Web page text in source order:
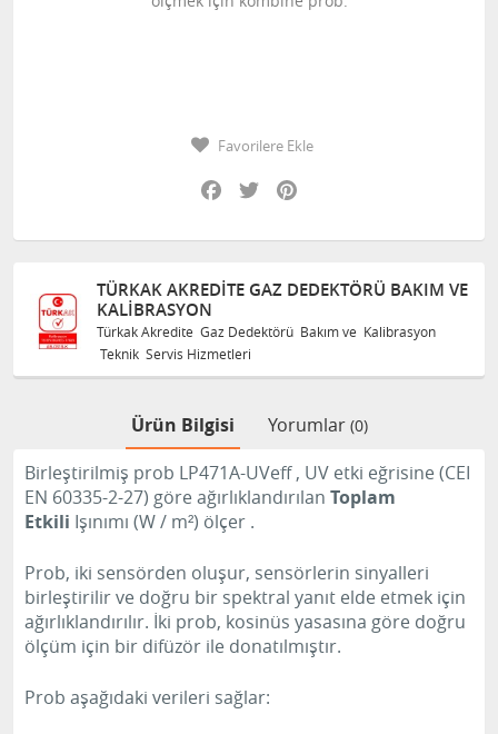
Favorilere Ekle
Facebook
Twitter
TÜRKAK AKREDITE GAZ DEDEKTÖRÜ BAKIM VE
KALIBRASYON
Türkak Akredite Gaz Dedektörü Bakım ve Kalibrasyon
Teknik Servis Hizmetleri
Ürün Bilgisi Yorumlar (0)
Birleştirilmiş prob LP471A-UVeff, UV etki eğrisine (CEI
EN 60335-2-27) göre ağırlıklandırılan Toplam
Etkili Işınımı (W / m²) ölçer .
Prob, iki sensörden oluşur, sensörlerin sinyalleri
birleştirilir ve doğru bir spektral yanıt elde etmek için
ağırlıklandırılır. İki prob, kosinüs yasasına göre doğru
ölçüm için bir difüzör ile donatılmıştır.
Prob aşağıdaki verileri sağlar: